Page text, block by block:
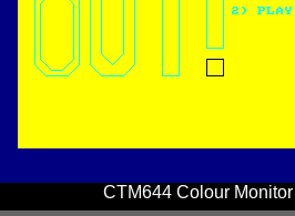
CTM644 Colour Monitor